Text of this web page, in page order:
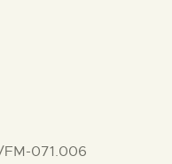
FM-071.006